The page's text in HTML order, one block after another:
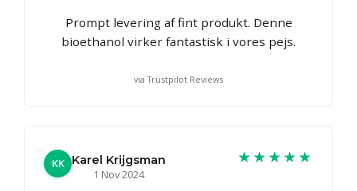
Prompt levering af fint produkt. Denne
bioethanol virker fantastisk i vores pejs.
via Trustpilot Reviews
KK Karel Krijgsman
1 Nov 2024
★★★★★